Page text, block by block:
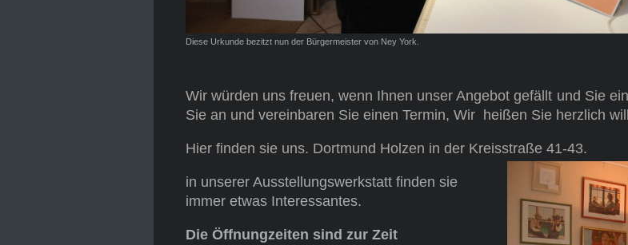
Diese Urkunde bezitzt nun der Bürgermeister von Ney York.
Wir würden uns freuen, wenn Ihnen unser Angebot gefällt und Sie
Sie an und vereinbaren Sie einen Termin, Wir heißen Sie herzlich
Hier finden sie uns. Dortmund Holzen in der Kreisstraße 41-43.
in unserer Ausstellungswerkstatt finden sie
immer etwas Interessantes.
Die Öffnungzeiten sind zur Zeit